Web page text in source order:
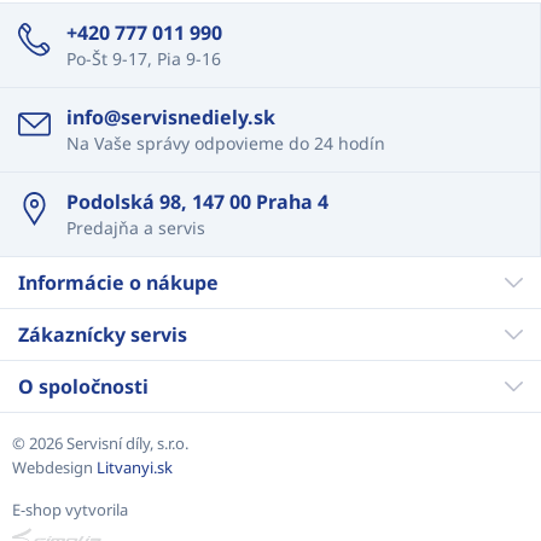
+420 777 011 990
Po-Št 9-17, Pia 9-16
info@servisnediely.sk
Na Vaše správy odpovieme do 24 hodín
Podolská 98, 147 00 Praha 4
Predajňa a servis
Informácie o nákupe
Zákaznícky servis
O spoločnosti
© 2026 Servisní díly, s.r.o.
Webdesign Litvanyi.sk
E-shop vytvorila